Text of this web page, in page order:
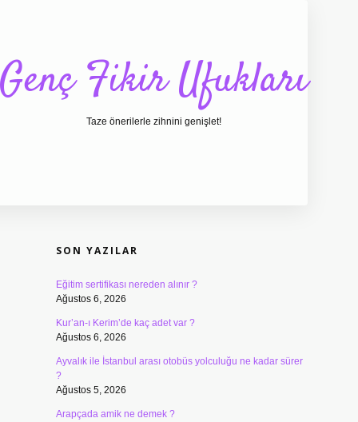
Genç Fikir Ufukları
Taze önerilerle zihnini genişlet!
SON YAZILAR
Eğitim sertifikası nereden alınır ?
Ağustos 6, 2026
Kur’an-ı Kerim’de kaç adet var ?
Ağustos 6, 2026
Ayvalık ile İstanbul arası otobüs yolculuğu ne kadar sürer
?
Ağustos 5, 2026
Arapçada amik ne demek ?